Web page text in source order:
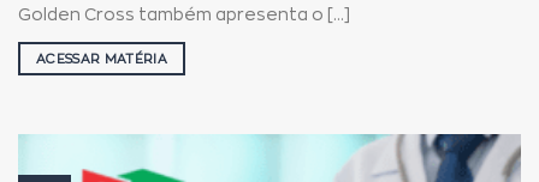
Golden Cross também apresenta o [...]
ACESSAR MATÉRIA